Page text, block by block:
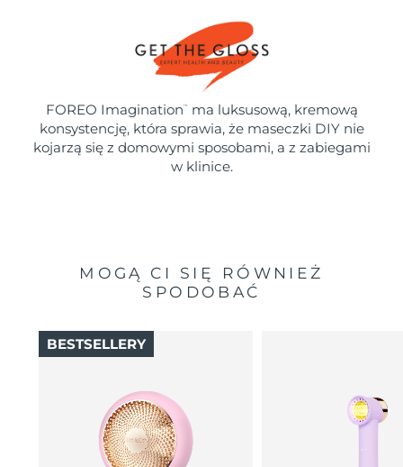
FOREO Imagination ™
ma luksusową, kremową
konsystencję, która sprawia, że maseczki DIY nie
kojarzą się z domowymi sposobami, a z zabiegami
w klinice.
MOGĄ CI SIĘ RÓWNIEŻ
SPODOBAĆ
BESTSELLERY